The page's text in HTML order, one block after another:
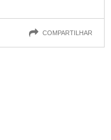
COMPARTILHAR